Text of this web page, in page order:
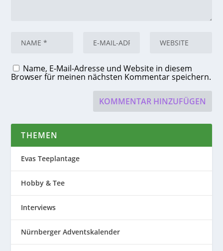
Name, E-Mail-Adresse und Website in diesem
Browser für meinen nächsten Kommentar speichern.
THEMEN
Evas Teeplantage
Hobby & Tee
Interviews
Nürnberger Adventskalender